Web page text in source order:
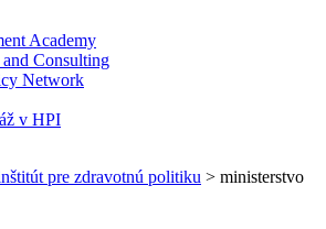
Academy
Consulting
Network
v HPI
pre zdravotnú politiku > ministerstvo